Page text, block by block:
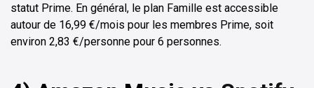
statut Prime. En général, le plan Famille est accessible
autour de 16,99 €/mois pour les membres Prime, soit
environ 2,83 €/personne pour 6 personnes.